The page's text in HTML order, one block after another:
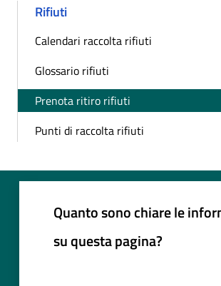
Rifiuti
Calendari raccolta rifiuti
Glossario rifiuti
Prenota ritiro rifiuti
Punti di raccolta rifiuti
Quanto sono chiare le
su questa pagina?